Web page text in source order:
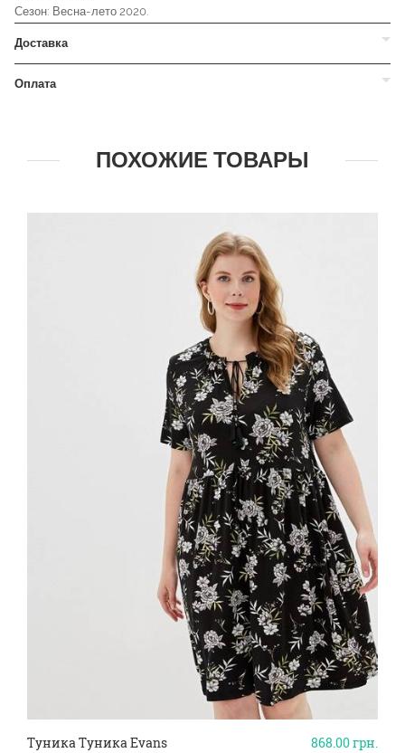
Сезон: Весна-лето 2020.
Доставка
Оплата
ПОХОЖИЕ ТОВАРЫ
868.00грн.
Туника Туника Evans